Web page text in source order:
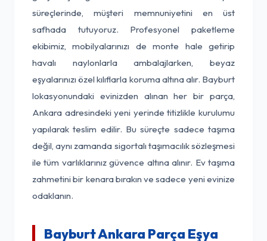
süreçlerinde, müşteri memnuniyetini en üst
safhada tutuyoruz. Profesyonel paketleme
ekibimiz, mobilyalarınızı de monte hale getirip
havalı naylonlarla ambalajlarken, beyaz
eşyalarınızı özel kılıflarla koruma altına alır. Bayburt
lokasyonundaki evinizden alınan her bir parça,
Ankara adresindeki yeni yerinde titizlikle kurulumu
yapılarak teslim edilir. Bu süreçte sadece taşıma
değil, aynı zamanda sigortalı taşımacılık sözleşmesi
ile tüm varlıklarınız güvence altına alınır. Ev taşıma
zahmetini bir kenara bırakın ve sadece yeni evinize
odaklanın.
Bayburt Ankara Parça Eşya